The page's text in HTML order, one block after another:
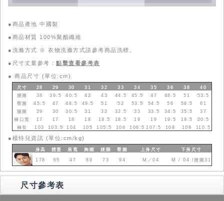
●商品產地 中國製
●商品材質 100%聚酯纖維
●洗滌方式 ※ 衣物洗滌方式請參考商品洗標。
●尺寸丈量參考： 點擊查看參考表
● 商品尺寸 (單位:cm)
尺寸 28 29 30 31 32 33 34 35 36 38
40
腰圍
38 39.5 40.5 42 43 44.5 45.5 47 48.5 51
53.5
臀圍
45.5 47 48.5 49.5 51 52 53.5 54.5 56 58.5
61
腿圍
29 30 30.5 31 32 32.5 33 33.5 34.5 35.5
37
褲口寬
17 17 18 18 18.5 18.5 19 19 19.5 19.5
20.5
褲長
103 103.5 104 105 105.5 106 106.5 107.5 108 109 110.5
● 模特兒資訊 (單位:cm/kg)
身高 體重 肩寬 胸圍 腰圍 臀圍 上身 尺寸 下身 尺寸
178 65 47 89 73 94 M／04 M / 04 /腰圍31
尺寸參考表